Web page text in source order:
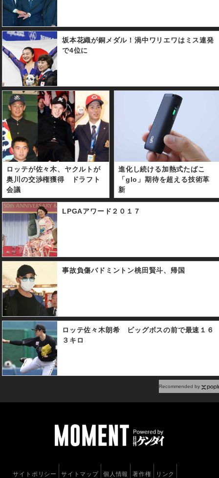
坂本花織が銅メダル！渦中ワリエワはミス連発
で4位に
ロッテが佐々木、ヤクルトが
奥川の交渉権獲得 ドラフト
会議
進化し続ける加熱式たばこ
「glo」期待を超える技術革
新
LPGAアワード２０１７
事故負傷バドミントン桃田賢斗、帰国
ロッテ佐々木朗希 ビッグボスの前で最速１６
３キロ
Recommended by
サイトポリシー サイトマップ 個人情報 著作権 リンク